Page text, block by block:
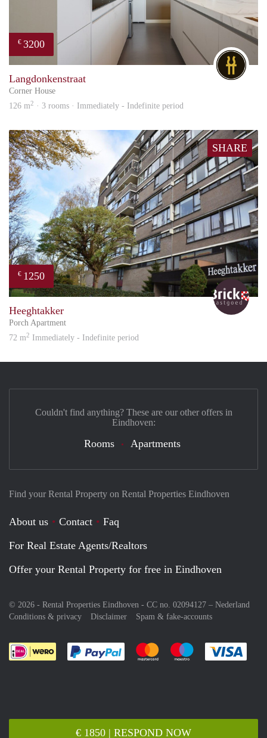
€ 1850 | RESPOND NOW
€ 3200
Langdonkenstraat
Corner House
126 m2 · 3 rooms · Immediately - Indefinite period
SHARE
€ 1250
Brick
Heeghtakker
Porch Apartment
72 m2 Immediately - Indefinite period
Find your Rental Property on Rental Properties Eindhoven
About us Contact
Faq
For Real Estate Agents/Realtors
Offer your Rental Property for free in Eindhoven
© 2026 - Rental Properties Eindhoven - CC no. 02094127 – Nederland
Conditions & privacy
Disclaimer Spam & fake-accounts
Pay easily with :payment method
Pay easily with :payment
Pay easily with
Couldn't find anything? These are our other offers in
Eindhoven:
Rooms Apartments